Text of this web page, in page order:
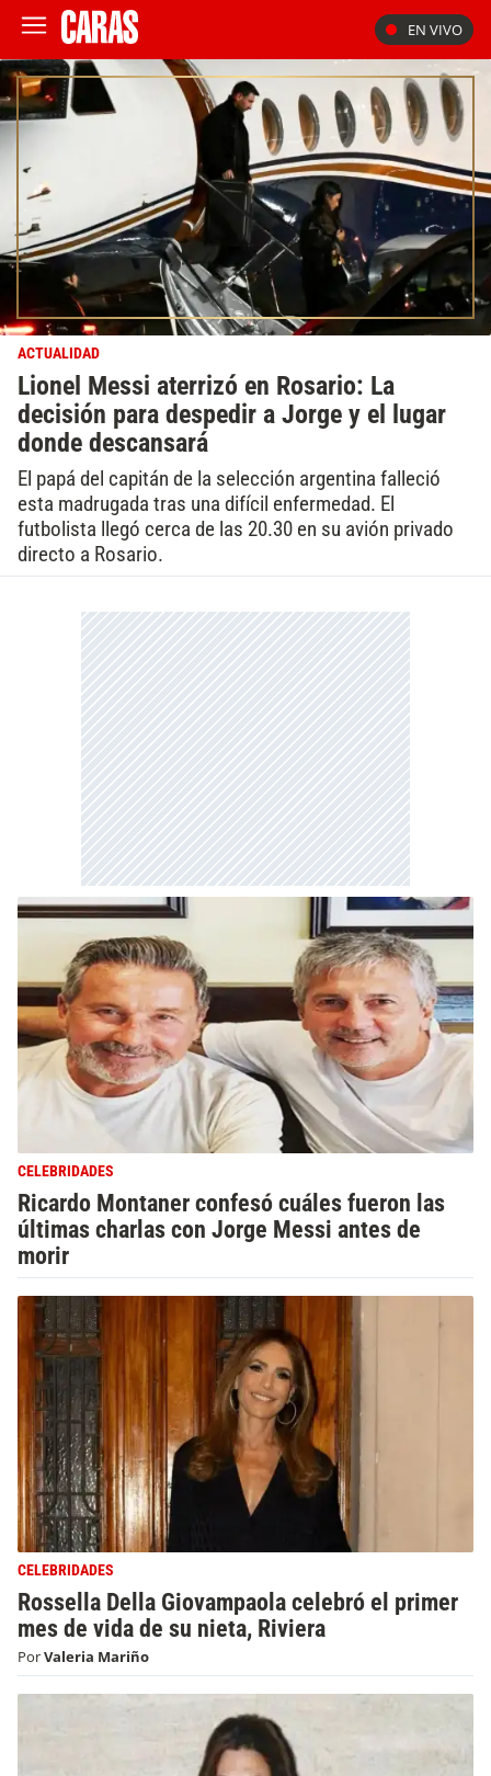
EN VIVO
ACTUALIDAD
Lionel Messi aterrizó en Rosario: La
decisión para despedir a Jorge y el lugar
donde descansará
El papá del capitán de la selección argentina falleció
esta madrugada tras una difícil enfermedad. El
futbolista llegó cerca de las 20.30 en su avión privado
directo a Rosario.
CELEBRIDADES
Ricardo Montaner confesó cuáles fueron las
últimas charlas con Jorge Messi antes de
morir
CELEBRIDADES
Rossella Della Giovampaola celebró el primer
mes de vida de su nieta, Riviera
PorValeria Mariño